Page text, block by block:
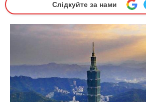
Слідкуйте за нами